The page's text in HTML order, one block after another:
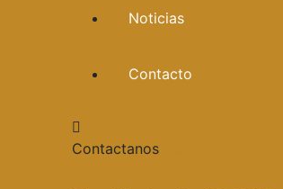
Noticias
Contacto
Contactanos